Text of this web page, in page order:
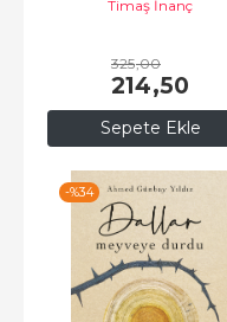
Sepete Ekle
Timaş İnanç
325,00
214,50
-%34